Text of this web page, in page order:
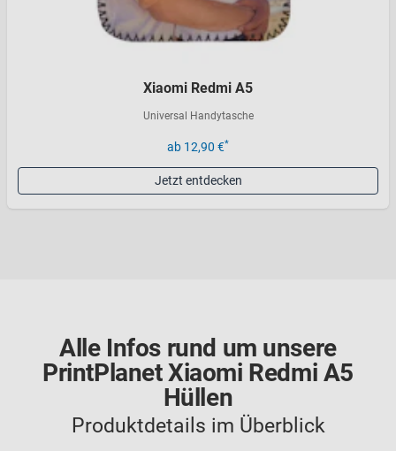
Xiaomi Redmi A5
Universal Handytasche
ab 12,90 €*
Jetzt entdecken
Alle Infos rund um unsere
PrintPlanet Xiaomi Redmi A5
Hüllen
Produktdetails im Überblick